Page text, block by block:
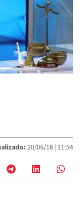
20/06/18 | 11:54